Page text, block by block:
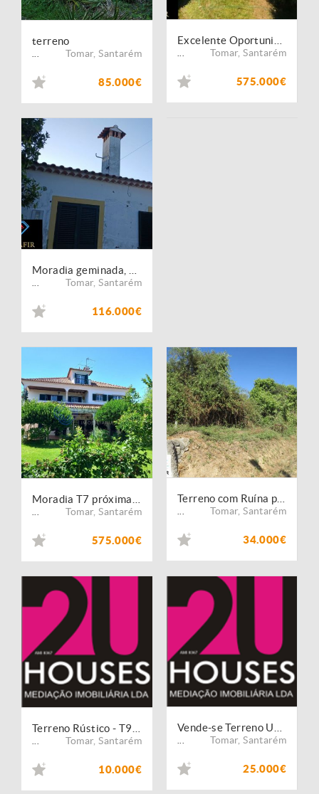
terreno
Tomar,Santarém
85.000€
Tomar,Santarém
575.000€
Tomar,Santarém
116.000€
Tomar,Santarém
575.000€
Tomar,Santarém
34.000€
Tomar,Santarém
10.000€
Tomar,Santarém
25.000€